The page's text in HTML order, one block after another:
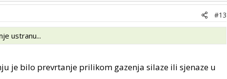
#13
ustranu...
je bilo prevrtanje prilikom gazenja silaze ili sjenaze u